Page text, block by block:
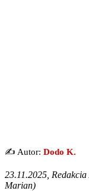
✍️ Autor: Dodo K.
23.11.2025,
Marian)